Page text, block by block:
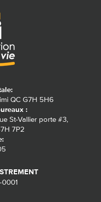
QC G7H 5H6
:
St-Vallier porte #3,
7P2
0001